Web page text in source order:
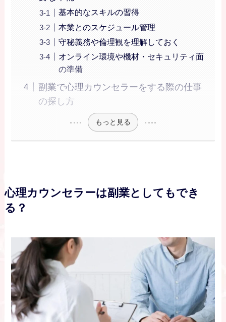
基本的なスキルの習得
本業とのスケジュール管理
守秘義務や倫理観を理解しておく
オンライン環境や機材・セキュリティ面
の準備
副業で心理カウンセラーをする際の仕事
の探し方
もっと見る
心理カウンセラーは副業としてもでき
る？